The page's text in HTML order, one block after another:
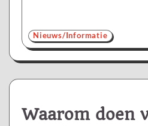
Nieuws/Informatie
Waarom doen